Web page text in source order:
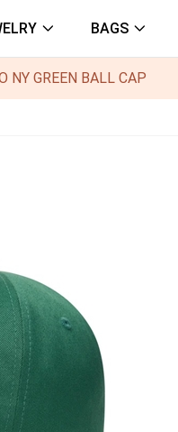
BAGS
NY GREEN BALL CAP